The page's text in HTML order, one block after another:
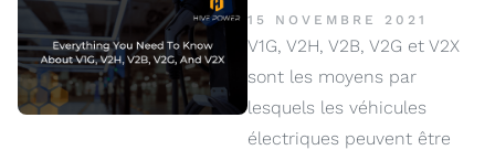
15 NOVEMBRE 2021
V1G, V2H, V2B, V2G et V2X
sont les moyens par
lesquels les véhicules
électriques peuvent être